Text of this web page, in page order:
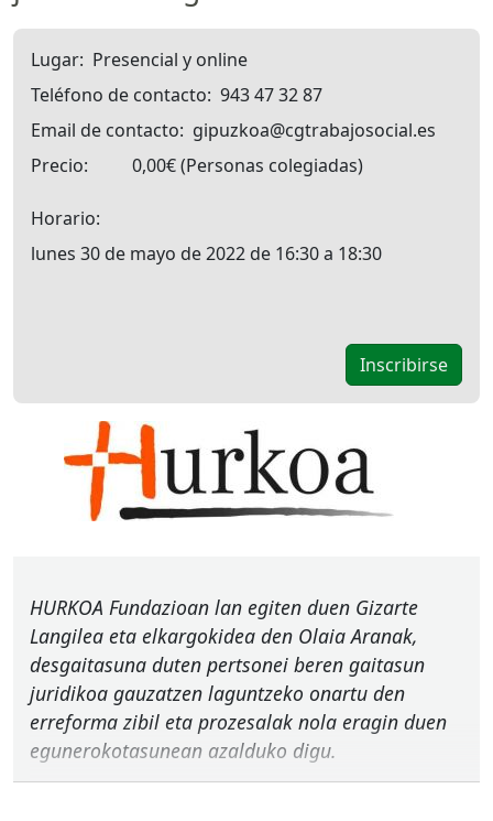
Lugar Presencial y online
Teléfono de contacto 943 47 32 87
Email de contacto
gipuzkoa@cgtrabajosocial.es
Precio
0,00€ Personas colegiadas
Horario
lunes 30 de mayo de 2022 de 16:30 a 18:30
HURKOA Fundazioan lan egiten duen Gizarte
Langilea eta elkargokidea den Olaia Aranak,
desgaitasuna duten pertsonei beren gaitasun
juridikoa gauzatzen laguntzeko onartu den
erreforma zibil eta prozesalak nola eragin duen
egunerokotasunean azalduko digu.